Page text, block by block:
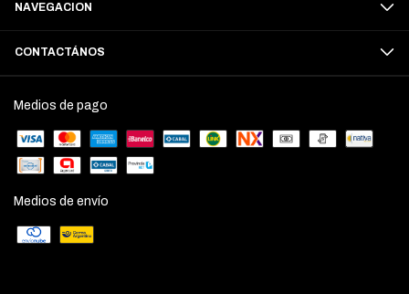
NAVEGACION
CONTACTÁNOS
Medios de pago
Medios de envío